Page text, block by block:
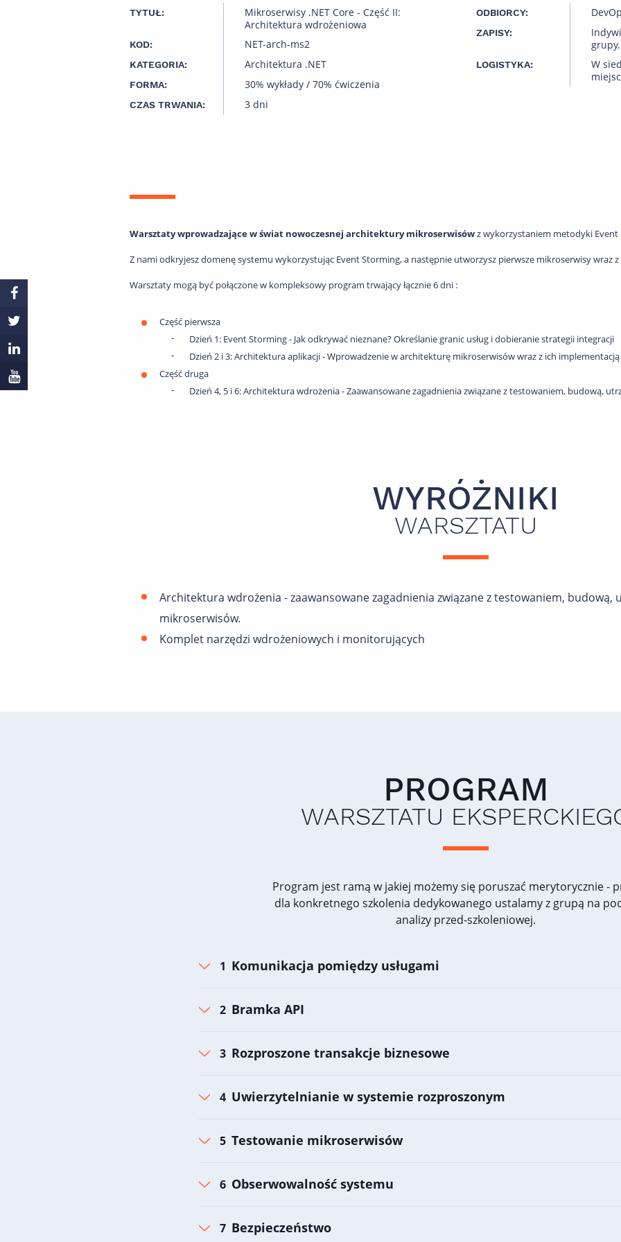
TYTUŁ:
Mikroserwisy .NET Core - Część II:
Architektura wdrożeniowa
KOD: NET-arch-ms2
KATEGORIA: Architektura .NET
FORMA: 30% wykłady / 70% ćwiczenia
CZAS TRWANIA: 3 dni
ODBIORCY:
ZAPISY:
grupy.
LOGISTYKA:
W
Warsztaty wprowadzające w świat nowoczesnej architektury mikroserwisówz wykorzystaniem metodyki Event
Z nami odkryjesz domenę systemu wykorzystując Event Storming, a następnie utworzysz pierwsze mikroserwisy wraz
Warsztaty mogą być połączone w kompleksowy program trwający łącznie 6 dni :
Część pierwsza
Dzień 1: Event Storming - Jak odkrywać nieznane? Określanie granic usług i dobieranie strategii integracji
Dzień 2 i 3: Architektura aplikacji - Wprowadzenie w architekturę mikroserwisów wraz z ich
Część druga
Dzień 4, 5 i 6: Architektura wdrożenia - Zaawansowane zagadnienia związane z testowaniem, budową,
WYRÓŻNIKI
WARSZTATU
Architektura wdrożenia - zaawansowane zagadnienia związane z testowaniem, budową,
mikroserwisów.
Komplet narzędzi wdrożeniowych i monitorujących
PROGRAM
WARSZTATU
Program jest ramą w jakiej możemy się poruszać merytorycznie -
dla konkretnego szkolenia dedykowanego ustalamy z grupą na
analizy przed-szkoleniowej.
Komunikacja pomiędzy usługami
Bramka API
Rozproszone transakcje biznesowe
Uwierzytelnianie w systemie rozproszonym
Testowanie mikroserwisów
Obserwowalność systemu
Bezpieczeństwo